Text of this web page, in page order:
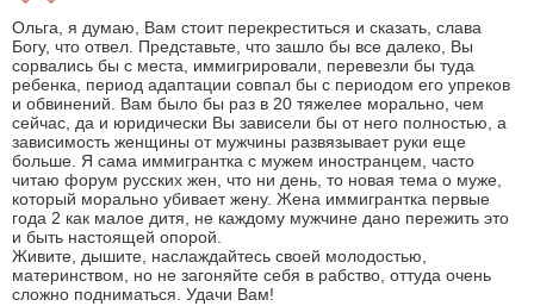
Ольга, я думаю, Вам стоит перекреститься и сказать, слава
Богу, что отвел. Представьте, что зашло бы все далеко, Вы
сорвались бы с места, иммигрировали, перевезли бы туда
ребенка, период адаптации совпал бы с периодом его упреков
и обвинений. Вам было бы раз в 20 тяжелее морально, чем
сейчас, да и юридически Вы зависели бы от него полностью, а
зависимость женщины от мужчины развязывает руки еще
больше. Я сама иммигрантка с мужем иностранцем, часто
читаю форум русских жен, что ни день, то новая тема о муже,
который морально убивает жену. Жена иммигрантка первые
года 2 как малое дитя, не каждому мужчине дано пережить это
и быть настоящей опорой.
Живите, дышите, наслаждайтесь своей молодостью,
материнством, но не загоняйте себя в рабство, оттуда очень
сложно подниматься. Удачи Вам!